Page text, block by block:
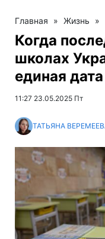
Главная » Жизнь »
Когда
школах
единая дата
11:27 23.05.2025 Пт
ТАТЬЯНА